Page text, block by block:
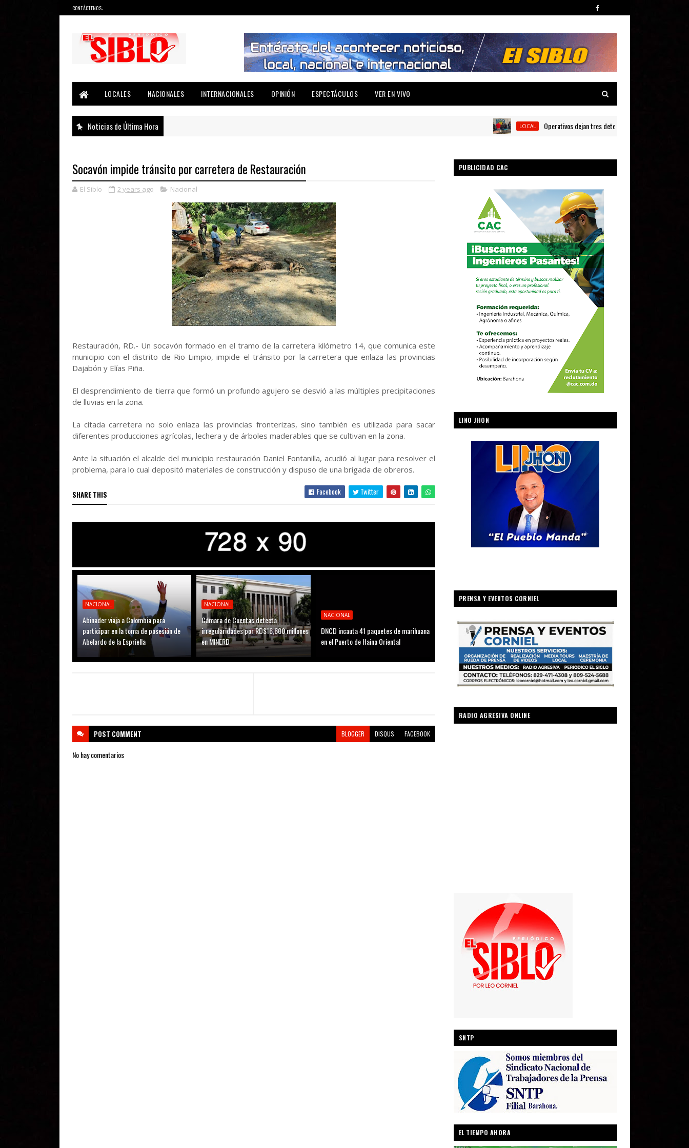
CONTÁCTENOS:
LOCALES
NACIONALES INTERNACIONALES OPINIÓN ESPECTÁCULOS VER EN VIVO
Noticias de Última Hora LOCAL Operativos dejan tres detenidos y siete armas ocupadas en
Socavón impide tránsito por carretera de Restauración
El Siblo 2 years ago Nacional
Restauración, RD.- Un socavón formado en el tramo de la carretera kilómetro 14, que comunica este
municipio con el distrito de Rio Limpio, impide el tránsito por la carretera que enlaza las provincias
Dajabón y Elías Piña.
El desprendimiento de tierra que formó un profundo agujero se desvió a las múltiples precipitaciones
de lluvias en la zona.
La citada carretera no solo enlaza las provincias fronterizas, sino también es utilizada para sacar
diferentes producciones agrícolas, lechera y de árboles maderables que se cultivan en la zona.
Ante la situación el alcalde del municipio restauración Daniel Fontanilla, acudió al lugar para resolver el
problema, para lo cual depositó materiales de construcción y dispuso de una brigada de obreros.
SHARE THIS Facebook Twitter
NACIONAL
Abinader viaja a Colombia para
participar en la toma de posesión de
Abelardo de la Espriella
NACIONAL
Cámara de Cuentas detecta
irregularidades por RD$16,600 millones
en MINERD
NACIONAL
DNCD incauta 41 paquetes de marihuana
en el Puerto de Haina Oriental
POST COMMENT BLOGGER DISQUS FACEBOOK
No hay comentarios
PUBLICIDAD CAC
LINO JHON
PRENSA Y EVENTOS CORNIEL
RADIO AGRESIVA ONLINE
SNTP
EL TIEMPO AHORA